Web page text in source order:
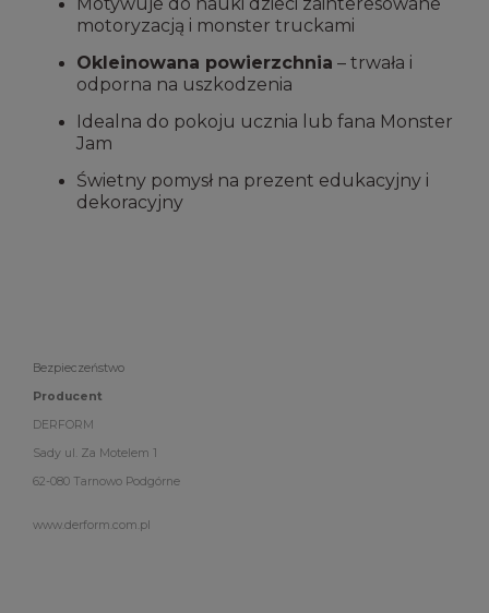
motoryzacją i monster truckami
Okleinowana powierzchnia – trwała i
odporna na uszkodzenia
Idealna do pokoju ucznia lub fana Monster
Jam
Świetny pomysł na prezent edukacyjny i
dekoracyjny
Bezpieczeństwo
Producent
DERFORM
Sady ul. Za Motelem 1
62-080 Tarnowo Podgórne
www.derform.com.pl